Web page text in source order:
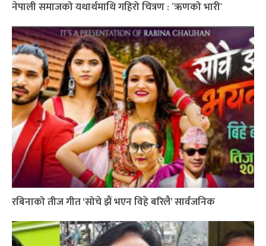
नेपाली समाजको यथार्थमाथि गहिरो चित्रण : ´ऋणको भारी`
रबिनाको तीज गीत ‘सोचे झैं भएन विहे बरिलै’ सार्वजनिक